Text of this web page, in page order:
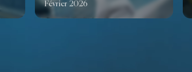
Capital
Février 2026